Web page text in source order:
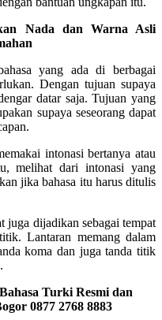
Nada dan Warna Asli
yang ada di berbagai
Dengan tujuan supaya
datar saja. Tujuan yang
supaya seseorang dapat
intonasi bertanya atau
melihat dari intonasi yang
jika bahasa itu harus ditulis
juga dijadikan sebagai tempat
Lantaran memang dalam
koma dan juga tanda titik
Turki Resmi dan
0877 2768 8883